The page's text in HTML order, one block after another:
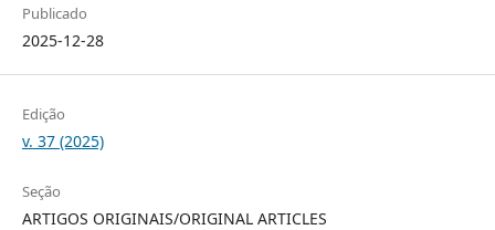
Publicado
2025-12-28
Edição
v. 37 (2025)
Seção
ARTIGOS ORIGINAIS/ORIGINAL ARTICLES